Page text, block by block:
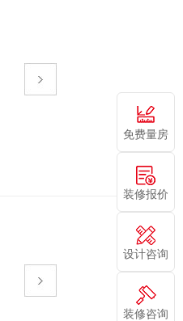
免费量房
装修报价
设计咨询
装修咨询